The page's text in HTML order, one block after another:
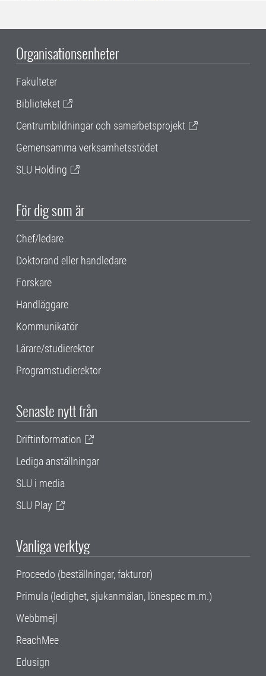
Organisationsenheter
Fakulteter
Biblioteket
Centrumbildningar och samarbetsprojekt
Gemensamma verksamhetsstödet
SLU Holding
För dig som är
Chef/ledare
Doktorand eller handledare
Forskare
Handläggare
Kommunikatör
Lärare/studierektor
Programstudierektor
Senaste nytt från
Driftinformation
Lediga anställningar
SLU i media
SLU Play
Vanliga verktyg
Proceedo (beställningar, fakturor)
Primula (ledighet, sjukanmälan, lönespec m.m.)
Webbmejl
ReachMee
Edusign